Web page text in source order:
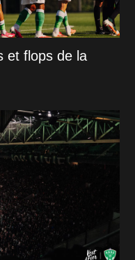
et flops de la